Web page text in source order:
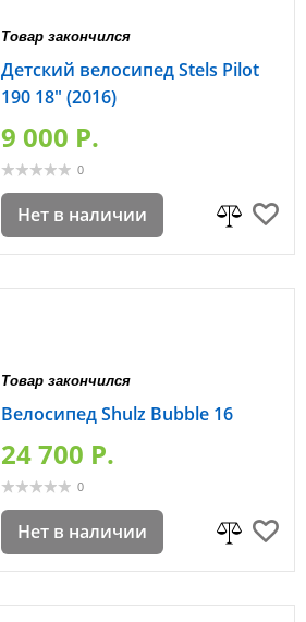
Товар закончился
Детский велосипед Stels Pilot
190 18" (2016)
9 000 P.
0
Нет в наличии
Товар закончился
Велосипед Shulz Bubble 16
24 700 P.
0
Нет в наличии